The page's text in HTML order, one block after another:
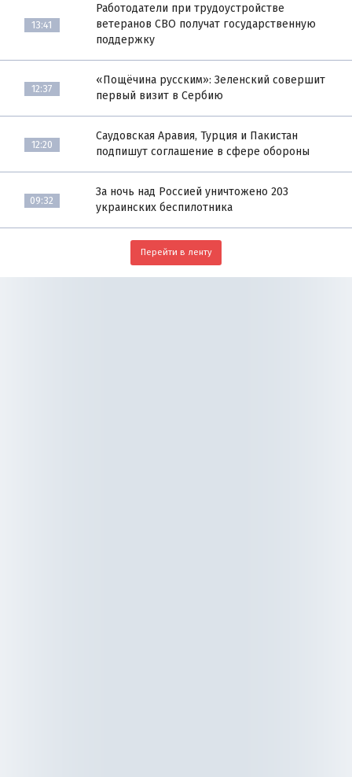
13:41
Работодатели при трудоустройстве
ветеранов СВО получат государственную
поддержку
12:37
«Пощёчина русским»: Зеленский совершит
первый визит в Сербию
12:20
Саудовская Аравия, Турция и Пакистан
подпишут соглашение в сфере обороны
09:32
За ночь над Россией уничтожено 203
украинских беспилотника
Перейти в ленту